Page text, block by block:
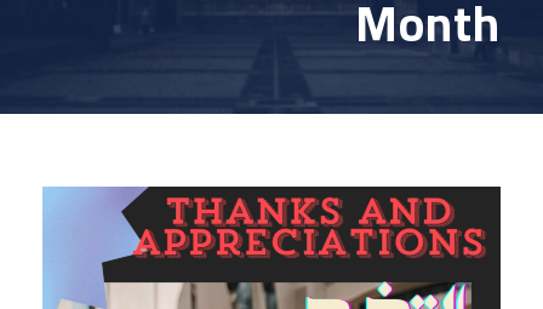
Month